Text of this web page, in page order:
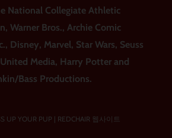
National Collegiate Athletic
Warner Bros., Archie Comic
Disney, Marvel, Star Wars, Seuss
Media, Harry Potter and
Bass Productions.
UP YOUR PUP | REDCHAIR 웹사이트